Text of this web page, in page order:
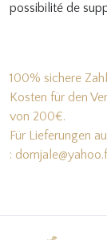
possibilité de
100% sichere
Kosten für den
von 200€.
Für Lieferungen
: